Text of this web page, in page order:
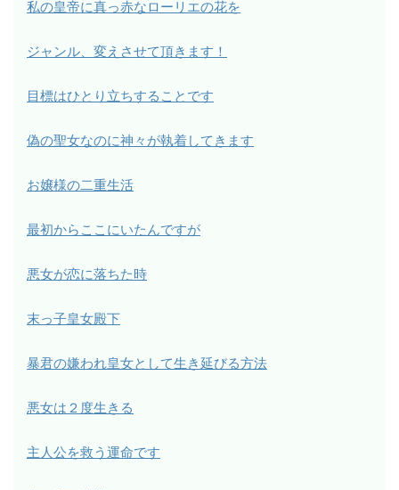
私の皇帝に真っ赤なローリエの花を
ジャンル、変えさせて頂きます！
目標はひとり立ちすることです
偽の聖女なのに神々が執着してきます
お嬢様の二重生活
最初からここにいたんですが
悪女が恋に落ちた時
末っ子皇女殿下
暴君の嫌われ皇女として生き延びる方法
悪女は２度生きる
主人公を救う運命です